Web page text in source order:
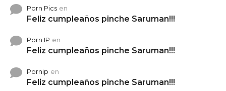
Porn Pics en
Feliz cumpleaños pinche Saruman!!!
Porn IP en
Feliz cumpleaños pinche Saruman!!!
Pornip en
Feliz cumpleaños pinche Saruman!!!